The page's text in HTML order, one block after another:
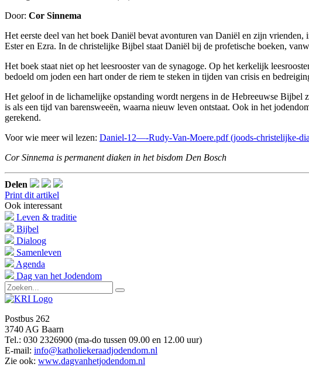
Door: Cor Sinnema
Het eerste deel van het boek Daniël bevat avonturen van Daniël en zijn
Ester en Ezra. In de christelijke Bijbel staat Daniël bij de profetische boeken,
Het boek staat niet op het leesrooster van de synagoge. Op het kerkelijk
bedoeld om joden een hart onder de riem te steken in tijden van crisis en
Het geloof in de lichamelijke opstanding wordt nergens in de Hebreeuwse Bijbel
is als een tijd van barensweeën, waarna nieuw leven ontstaat. Ook in het
gerekend.
Voor wie meer wil lezen: Daniel-12—-Rudy-Van-Moere.pdf (joods-christelijke-
Cor Sinnema is permanent diaken in het bisdom Den Bosch
Delen
Print dit artikel
Ook interessant
Leven & traditie
Bijbel
Dialoog
Samenleven
Agenda
Dag van het Jodendom
Postbus 262
3740 AG Baarn
Tel.: 030 2326900 (ma-do tussen 09.00 en 12.00 uur)
E-mail: info@katholiekeraadjodendom.nl
Zie ook: www.dagvanhetjodendom.nl